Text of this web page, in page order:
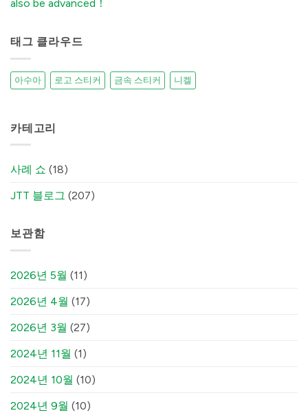
It)
also be advanced！
태그 클라우드
아수아 로고 스티커 금속 스티커 니켈
카테고리
사례 쇼 (18)
JTT 블로그 (207)
보관함
2026년 5월 (11)
2026년 4월 (17)
2026년 3월 (27)
2024년 11월 (1)
2024년 10월 (10)
2024년 9월 (10)